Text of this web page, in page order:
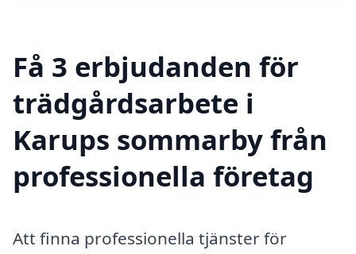
Få 3 erbjudanden för
trädgårdsarbete i
Karups sommarby från
professionella företag
Att finna professionella tjänster för